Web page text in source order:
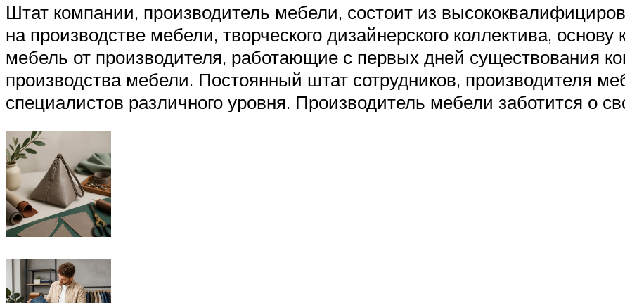
Штат компании, производитель мебели, состоит из
на производстве мебели, творческого дизайнерского коллектива, основу
мебель от производителя, работающие с первых дней существования
производства мебели. Постоянный штат сотрудников, производителя
специалистов различного уровня. Производитель мебели заботится о